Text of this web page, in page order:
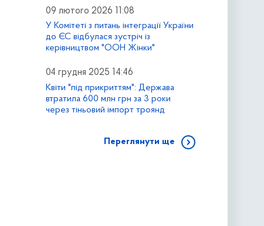
09 лютого 2026 11:08
У Комітеті з питань інтеграції України
до ЄС відбулася зустріч із
керівництвом "ООН Жінки"
04 грудня 2025 14:46
Квіти "під прикриттям": Держава
втратила 600 млн грн за 3 роки
через тіньовий імпорт троянд
Переглянути ще